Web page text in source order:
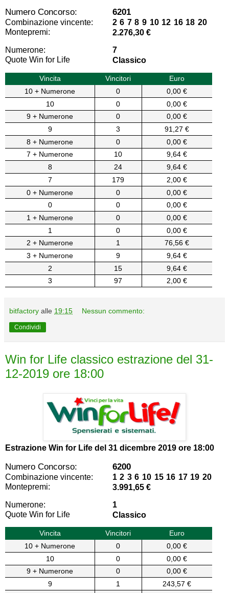
Numero Concorso: 6201
Combinazione vincente:
2 6 7 8 9 10 12 16 18 20
Montepremi:
2.276,30 €
Numerone:
7
Quote Win for Life
Classico
Vincita Vincitori
Euro
10 + Numerone
0
0,00 €
10
0
0,00 €
9 + Numerone
0
0,00 €
9
3
91,27 €
8 + Numerone
0
0,00 €
7 + Numerone
10
9,64 €
8
24
9,64 €
7
179
2,00 €
0 + Numerone
0
0,00 €
0
0
0,00 €
1 + Numerone
0
0,00 €
1
0
0,00 €
2 + Numerone
1
76,56 €
3 + Numerone
9
9,64 €
2
15
9,64 €
3
97 2,00 €
bitfactory alle 19:15 Nessun commento:
Condividi
Win for Life classico estrazione del 31-
12-2019 ore 18:00
Estrazione Win for Life del 31 dicembre 2019 ore 18:00
Numero Concorso: 6200
Combinazione vincente:
1 2 3 6 10 15 16 17 19 20
Montepremi:
3.991,65 €
Numerone:
1
Quote Win for Life
Classico
Vincita Vincitori
Euro
10 + Numerone
0
0,00 €
10
0
0,00 €
9 + Numerone
0
0,00 €
9
1
243,57 €